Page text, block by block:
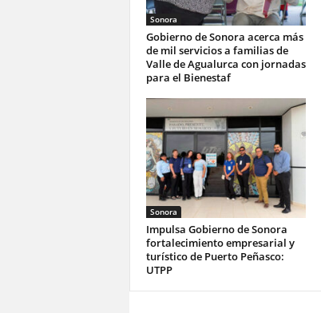
Sonora
Gobierno de Sonora acerca más
de mil servicios a familias de
Valle de Agualurca con jornadas
para el Bienestaf
Sonora
Impulsa Gobierno de Sonora
fortalecimiento empresarial y
turístico de Puerto Peñasco:
UTPP